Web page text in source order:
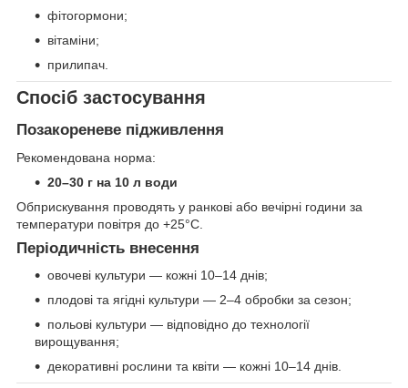
фітогормони;
вітаміни;
прилипач.
Спосіб застосування
Позакореневе підживлення
Рекомендована норма:
20–30 г на 10 л води
Обприскування проводять у ранкові або вечірні години за
температури повітря до +25°C.
Періодичність внесення
овочеві культури — кожні 10–14 днів;
плодові та ягідні культури — 2–4 обробки за сезон;
польові культури — відповідно до технології
вирощування;
декоративні рослини та квіти — кожні 10–14 днів.